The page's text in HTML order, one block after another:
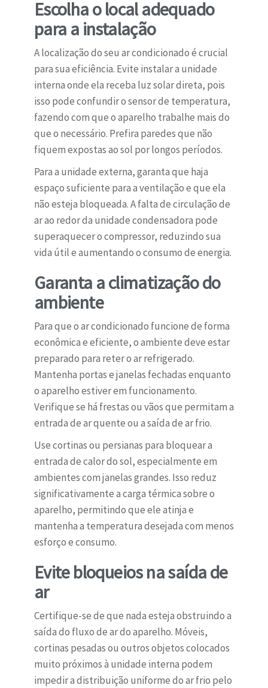
Escolha o local adequado
para a instalação
A localização do seu ar condicionado é crucial
para sua eficiência. Evite instalar a unidade
interna onde ela receba luz solar direta, pois
isso pode confundir o sensor de temperatura,
fazendo com que o aparelho trabalhe mais do
que o necessário. Prefira paredes que não
fiquem expostas ao sol por longos períodos.
Para a unidade externa, garanta que haja
espaço suficiente para a ventilação e que ela
não esteja bloqueada. A falta de circulação de
ar ao redor da unidade condensadora pode
superaquecer o compressor, reduzindo sua
vida útil e aumentando o consumo de energia.
Garanta a climatização do
ambiente
Para que o ar condicionado funcione de forma
econômica e eficiente, o ambiente deve estar
preparado para reter o ar refrigerado.
Mantenha portas e janelas fechadas enquanto
o aparelho estiver em funcionamento.
Verifique se há frestas ou vãos que permitam a
entrada de ar quente ou a saída de ar frio.
Use cortinas ou persianas para bloquear a
entrada de calor do sol, especialmente em
ambientes com janelas grandes. Isso reduz
significativamente a carga térmica sobre o
aparelho, permitindo que ele atinja e
mantenha a temperatura desejada com menos
esforço e consumo.
Evite bloqueios na saída de
ar
Certifique-se de que nada esteja obstruindo a
saída do fluxo de ar do aparelho. Móveis,
cortinas pesadas ou outros objetos colocados
muito próximos à unidade interna podem
impedir a distribuição uniforme do ar frio pelo